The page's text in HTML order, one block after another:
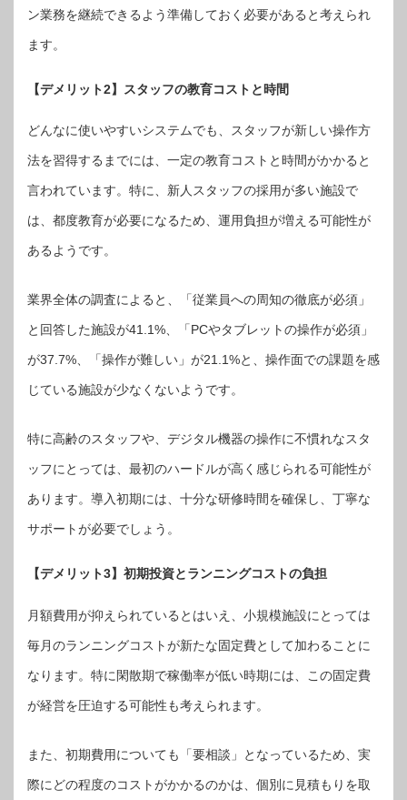
ン業務を継続できるよう準備しておく必要があると考えられ
ます。
【デメリット2】スタッフの教育コストと時間
どんなに使いやすいシステムでも、スタッフが新しい操作方
法を習得するまでには、一定の教育コストと時間がかかると
言われています。特に、新人スタッフの採用が多い施設で
は、都度教育が必要になるため、運用負担が増える可能性が
あるようです。
業界全体の調査によると、「従業員への周知の徹底が必須」
と回答した施設が41.1%、「PCやタブレットの操作が必須」
が37.7%、「操作が難しい」が21.1%と、操作面での課題を感
じている施設が少なくないようです。
特に高齢のスタッフや、デジタル機器の操作に不慣れなスタ
ッフにとっては、最初のハードルが高く感じられる可能性が
あります。導入初期には、十分な研修時間を確保し、丁寧な
サポートが必要でしょう。
【デメリット3】初期投資とランニングコストの負担
月額費用が抑えられているとはいえ、小規模施設にとっては
毎月のランニングコストが新たな固定費として加わることに
なります。特に閑散期で稼働率が低い時期には、この固定費
が経営を圧迫する可能性も考えられます。
また、初期費用についても「要相談」となっているため、実
際にどの程度のコストがかかるのかは、個別に見積もりを取